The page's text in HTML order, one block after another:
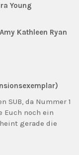
Young
Kathleen Ryan
SUB, da Nummer 1
Euch noch ein
gerade die